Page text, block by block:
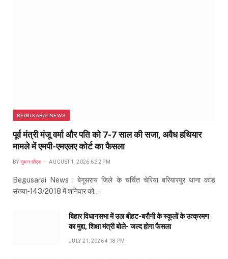
BEGUSARAI NEWS
पूर्व मंत्री मंजू वर्मा और पति को 7-7 साल की सजा, अवैध हथियार
मामले में एमपी-एमएलए कोर्ट का फैसला
BY सुमन सौरब AUGUST 1, 2026 6:22 PM
Begusarai News : बेगूसराय जिले के चर्चित चेरिया बरियारपुर थाना कांड
संख्या-143/2018 में शनिवार को…
बिहार विधानसभा में उठा बीहट-बरौनी के स्कूलों के उत्क्रमण
का मुद्दा, शिक्षा मंत्री बोले- जल्द होगा फैसला
JULY 21, 2026 4:18 PM